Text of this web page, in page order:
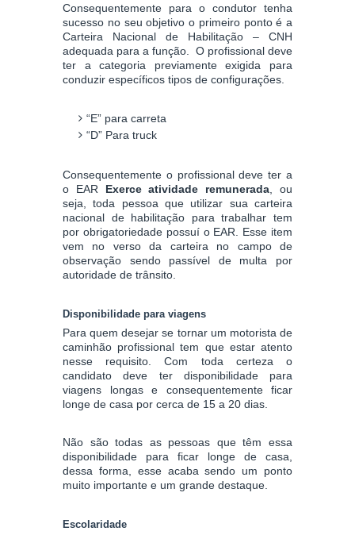
Consequentemente para o condutor tenha
sucesso no seu objetivo o primeiro ponto é a
Carteira Nacional de Habilitação – CNH
adequada para a função. O profissional deve
ter a categoria previamente exigida para
conduzir específicos tipos de configurações.
“E” para carreta
“D” Para truck
Consequentemente o profissional deve ter a
o EAR Exerce atividade remunerada , ou
seja, toda pessoa que utilizar sua carteira
nacional de habilitação para trabalhar tem
por obrigatoriedade possuí o EAR. Esse item
vem no verso da carteira no campo de
observação sendo passível de multa por
autoridade de trânsito.
Disponibilidade para viagens
Para quem desejar se tornar um motorista de
caminhão profissional tem que estar atento
nesse requisito. Com toda certeza o
candidato deve ter disponibilidade para
viagens longas e consequentemente ficar
longe de casa por cerca de 15 a 20 dias.
Não são todas as pessoas que têm essa
disponibilidade para ficar longe de casa,
dessa forma, esse acaba sendo um ponto
muito importante e um grande destaque.
Escolaridade